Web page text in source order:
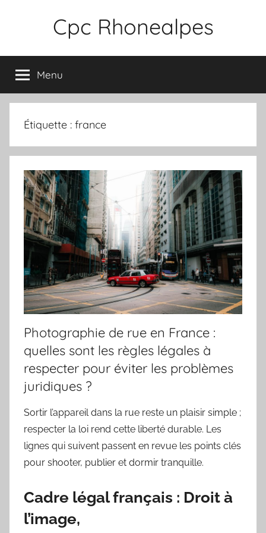
Cpc Rhonealpes
Menu
Étiquette : france
Photographie de rue en France :
quelles sont les règles légales à
respecter pour éviter les problèmes
juridiques ?
Sortir l’appareil dans la rue reste un plaisir simple ;
respecter la loi rend cette liberté durable. Les
lignes qui suivent passent en revue les points clés
pour shooter, publier et dormir tranquille.
Cadre légal français : Droit à
l’image,